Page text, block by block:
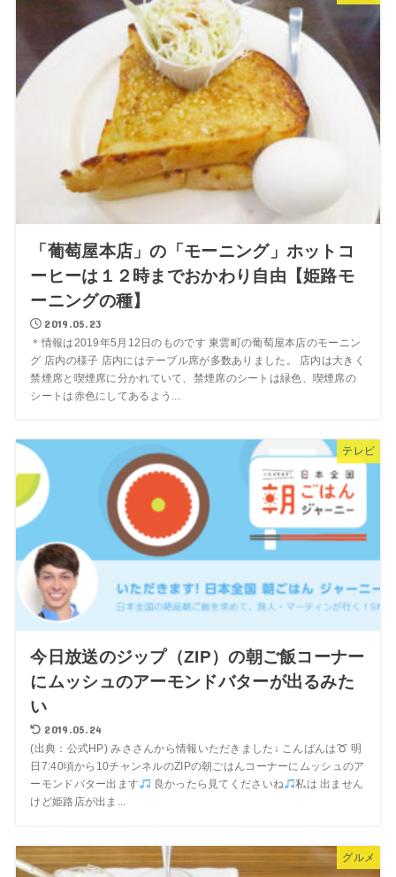
「葡萄屋本店」の「モーニング」ホットコ
ーヒーは１２時までおかわり自由【姫路モ
ーニングの種】
2019.05.23
＊情報は2019年5月12日のものです 東雲町の葡萄屋本店のモーニン
グ 店内の様子 店内にはテーブル席が多数ありました。 店内は大きく
禁煙席と喫煙席に分かれていて、禁煙席のシートは緑色、喫煙席の
シートは赤色にしてあるよう...
テレビ
今日放送のジップ（ZIP）の朝ご飯コーナー
にムッシュのアーモンドバターが出るみた
い
2019.05.24
(出典：公式HP) みささんから情報いただきました↓ こんばんは
明
日7:40頃から10チャンネルのZIPの朝ごはんコーナーにムッシュのア
ーモンドバター出ます
良かったら見てくださいね
私は 出ません
けど姫路店が出ま...
グルメ